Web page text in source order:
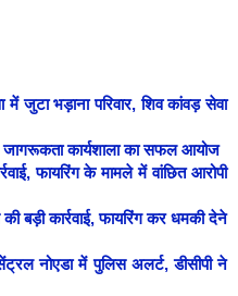
में जुटा भड़ाना परिवार, शिव कांवड़ सेवा
जागरूकता कार्यशाला का सफल आयोज
फायरिंग के मामले में वांछित आरोपी
बड़ी कार्रवाई, फायरिंग कर धमकी देने
नोएडा में पुलिस अलर्ट, डीसीपी ने